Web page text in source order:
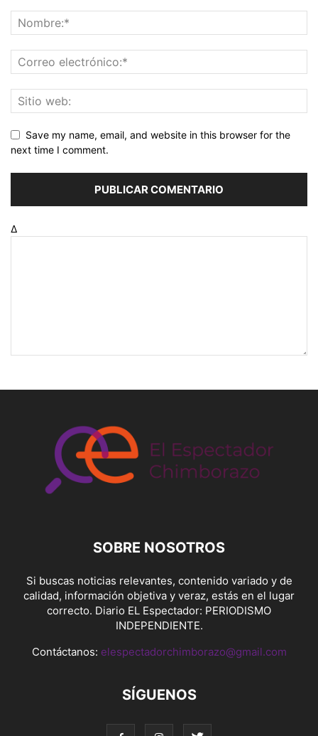
Save my name, email, and website in this browser for the
next time I comment.
Δ
SOBRE NOSOTROS
Si buscas noticias relevantes, contenido variado y de
calidad, información objetiva y veraz, estás en el lugar
correcto. Diario EL Espectador: PERIODISMO
INDEPENDIENTE.
Contáctanos: elespectadorchimborazo@gmail.com
SÍGUENOS